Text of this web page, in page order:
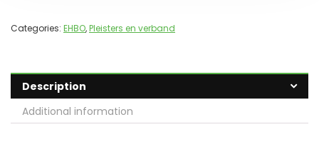
Categories: EHBO,Pleisters en verband
Description
Additional information